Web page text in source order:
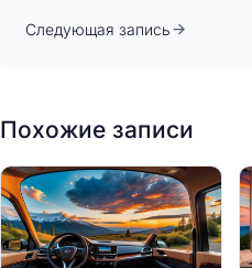
Следующая запись
Похожие записи